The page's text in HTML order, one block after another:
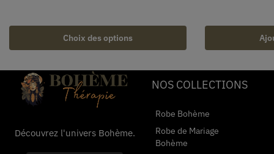
Choix des options
Découvrez l'univers Bohème.
NOS COLLECTIONS
Robe Bohème
Robe de Mariage
Bohème